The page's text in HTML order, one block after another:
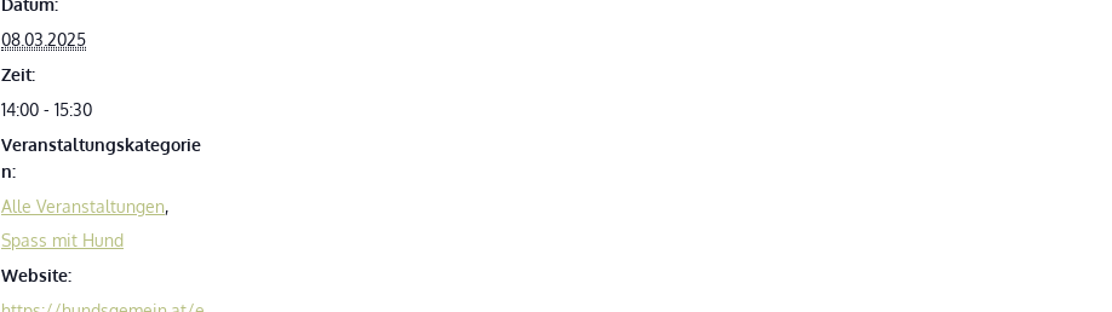
08.03.2025
Zeit:
14:00 - 15:30
Veranstaltungskategorie
n:
Alle Veranstaltungen,
Spass mit Hund
Website: